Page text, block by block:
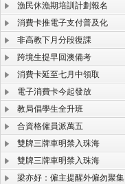
漁民休漁期培訓計劃報名
消費卡推電子支付普及化
非高教下月分段復課
跨境生提早回澳備考
消費卡延至七月中領取
電子消費卡今起發放
教局倡學生全升班
合資格僱員派萬五
雙牌三牌車明禁入珠海
雙牌三牌車明禁入珠海
梁亦好：僱主提醒外僱勿聚集